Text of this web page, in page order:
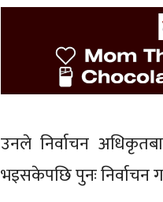
उनले निर्वाचन
भइसकेपछि पुनः निर्वाचन